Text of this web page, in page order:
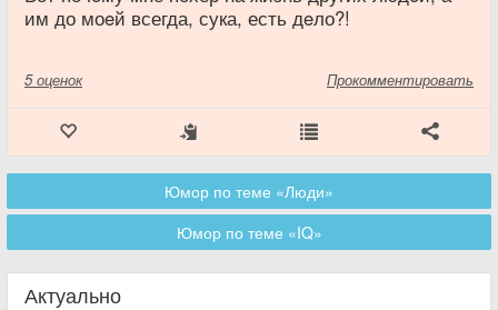
им до моeй всегда, сука, есть дeло?!
5 оценок Прокомментировать
Юмор по теме «Люди»
Юмор по теме «IQ»
Актуально